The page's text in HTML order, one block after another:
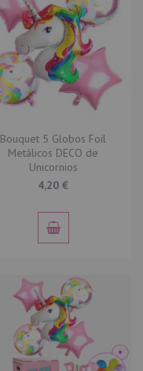
Bouquet 5 Globos Foil
Metálicos DECO de
Unicornios
4,20 €